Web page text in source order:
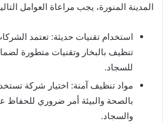
المدينة المنورة، يجب مراعاة العوامل
استخدام تقنيات حديثة: تعتمد
تنظيف بالبخار وتقنيات متطورة
للسجاد.
مواد تنظيف آمنة: اختيار شركة
بالصحة والبيئة أمر ضروري للحفاظ
والسجاد.